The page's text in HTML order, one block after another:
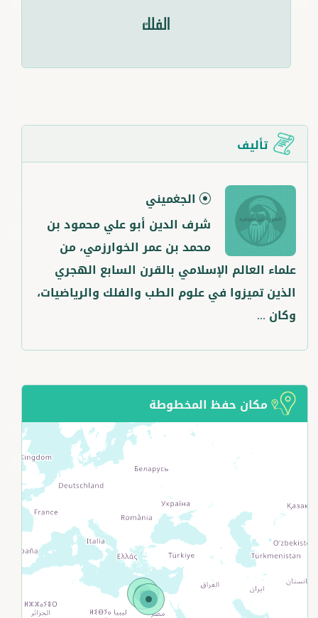
الفلك
تأليف
الجغميني
شرف الدين أبو علي محمود بن
محمد بن عمر الخوارزمي، من
علماء العالم الإسلامي بالقرن السابع الهجري
الذين تميزوا في علوم الطب والفلك والرياضيات،
وكان ...
مكان حفظ المخطوطة